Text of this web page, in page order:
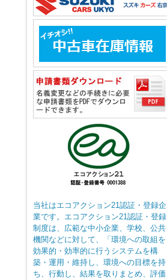
当社はエコアクション21認証・登録企
業です。エコアクション21認証・登録
制度は、広範な中小企業、学校、公共
機関などに対して、「環境への取組を
効果的・効率的に行うシステムを構
築・運用・維持し、環境への目標を持
ち、行動し、結果を取りまとめ、評価